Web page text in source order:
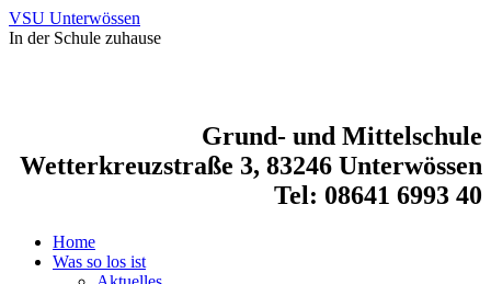
VSU Unterwössen
In der Schule zuhause
Grund- und Mittelschule
Wetterkreuzstraße 3, 83246 Unterwössen
Tel: 08641 6993 40
Home
Was so los ist